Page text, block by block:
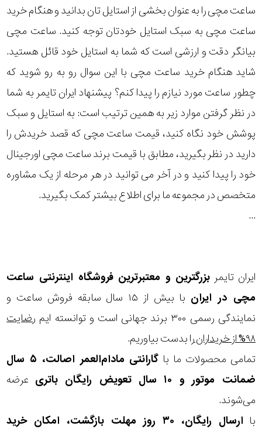
ساعت مچی را به عنوان بخشی از استایل تان بدانید و هنگام خرید
ساعت مچی به سبک استایل خودتان توجه کنید. ساعت مچی
بیانگر دقت و ارزشی است که شما به استایل خود قائل هستید.
شاید هنگام خرید ساعت مچی با این سوال رو به رو شوید که
چطور ساعت مورد نیازم را پیدا کنم؟ پیشنهاد ایران تایمر به شما
در نظر گرفتن موارد زیر به همین ترتیب است: به استایل و سبک
پوشش خود نگاه کنید، قیمت ساعت مچی که قصد خریدش را
دارید در نظر بگیرید، مطابق با قیمت برند ساعت مچی اورجینال
خود را پیدا کنید و در آخر می توانید در هر مرحله از یک مشاوره
متخصص در مجموعه ما برای اطلاع بیشتر کمک بگیرید.
...
ایران تایمر بزرگترین و معتبرترین فروشگاه اینترنتی ساعت
مچی در ایران
با بیش از ۱۵ سال سابقه فروش ساعت و
نمایندگی رسمی ۳۰۰ برند جهانی است و توانسته ایم
رضایت
۹۸% از خریداران
را بدست بیاوریم.
تمامی محصولات ما با
گارانتی مادام‌العمر اصالت، ۵ سال
ضمانت موتور و ۱۰ سال تعویض رایگان باتری
عرضه
می‌شوند.
با
ارسال رایگان، ۳۰ روز مهلت بازگشت، امکان خرید
قاب
نوع
موتور
رنگ
بکار
رفته
در
صورتی
نمایش
بیشتر...
بکاررفته
اصالت
کشور
برند
تقویم
جنس